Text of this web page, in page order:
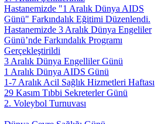
Hastanemizde "1 Aralık Dünya AIDS
Günü" Farkındalık Eğitimi Düzenlendi.
Hastanemizde 3 Aralık Dünya Engeliler
Günü’nde Farkındalık Programı
Gerçekleştirildi
3 Aralık Dünya Engelliler Günü
1 Aralık Dünya AIDS Günü
1-7 Aralık Acil Sağlık Hizmetleri Haftası
29 Kasım Tıbbi Sekreterler Günü
2. Voleybol Turnuvası